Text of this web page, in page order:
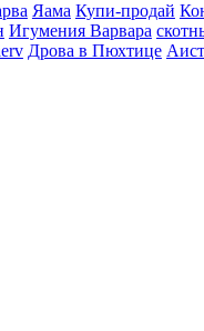
Яама Купи-продай
Игумения Варвара
Дрова в Пюхтице